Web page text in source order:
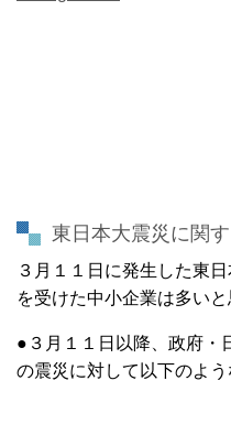
東日本大震災に関
３月１１日に発生した東
を受けた中小企業は多いと
●３月１１日以降、政府・
の震災に対して以下のよ